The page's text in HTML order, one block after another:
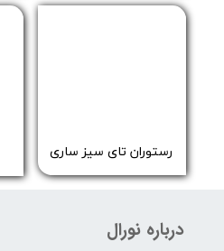
رستوران تای سیز ساری
درباره نورال